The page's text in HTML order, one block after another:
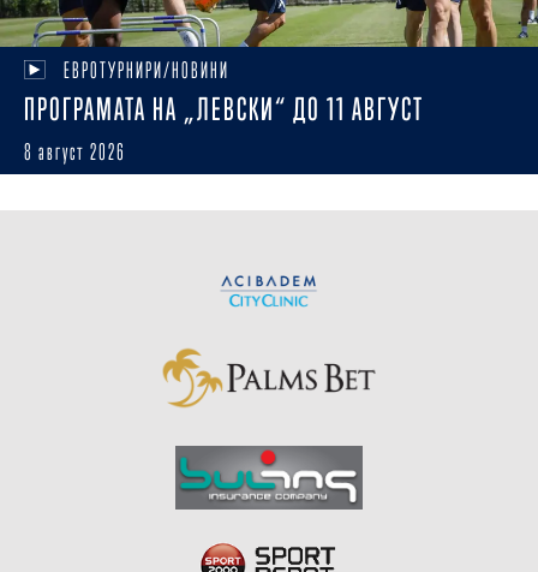
ЕВРОТУРНИРИ/НОВИНИ
ПРОГРАМАТА НА „ЛЕВСКИ“ ДО 11 АВГУСТ
8 август 2026